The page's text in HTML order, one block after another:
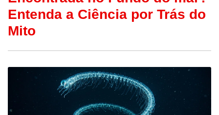
Entenda a Ciência por Trás do
Mito